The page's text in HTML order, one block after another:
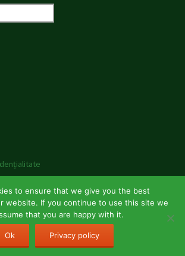
Propulsat de WordPress
to ensure that we give you the best
website. If you continue to use this site we
that you are happy with it.
Ok Privacy policy